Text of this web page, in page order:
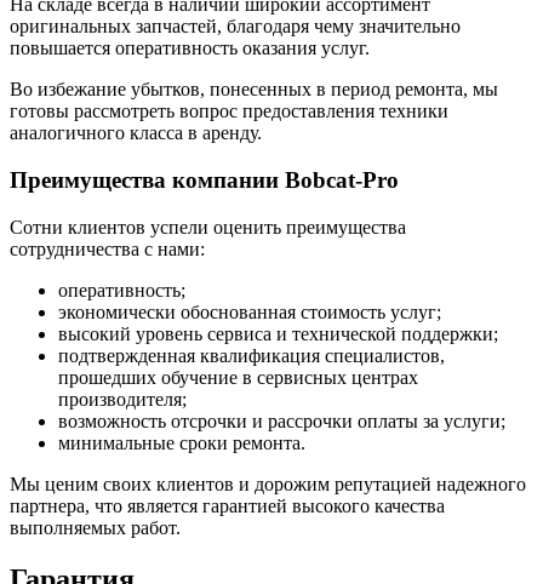
На складе всегда в наличии широкий ассортимент
оригинальных запчастей, благодаря чему значительно
повышается оперативность оказания услуг.
Во избежание убытков, понесенных в период ремонта, мы
готовы рассмотреть вопрос предоставления техники
аналогичного класса в аренду.
Преимущества компании Bobcat-Pro
Сотни клиентов успели оценить преимущества
сотрудничества с нами:
оперативность;
экономически обоснованная стоимость услуг;
высокий уровень сервиса и технической поддержки;
подтвержденная квалификация специалистов,
прошедших обучение в сервисных центрах
производителя;
возможность отсрочки и рассрочки оплаты за услуги;
минимальные сроки ремонта.
Мы ценим своих клиентов и дорожим репутацией надежного
партнера, что является гарантией высокого качества
выполняемых работ.